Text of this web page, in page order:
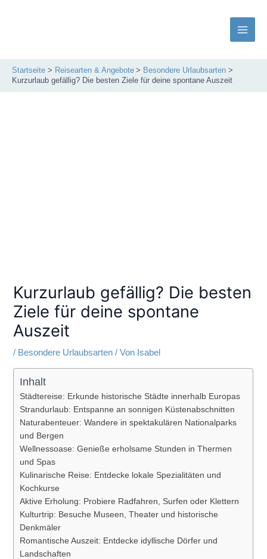
Main
Startseite Reisearten & Angebote
Besondere Urlaubsarten
Kurzurlaub gefällig? Die besten Ziele für deine spontane Auszeit
Kurzurlaub gefällig? Die besten
Ziele für deine spontane
Auszeit
/ Besondere Urlaubsarten / Von Isabel
Inhalt
Städtereise: Erkunde historische Städte innerhalb Europas
Strandurlaub: Entspanne an sonnigen Küstenabschnitten
Naturabenteuer: Wandere in spektakulären Nationalparks
und Bergen
Wellnessoase: Genieße erholsame Stunden in Thermen
und Spas
Kulinarische Reise: Entdecke lokale Spezialitäten und
Kochkurse
Aktive Erholung: Probiere Radfahren, Surfen oder Klettern
Kulturtrip: Besuche Museen, Theater und historische
Denkmäler
Romantische Auszeit: Entdecke idyllische Dörfer und
Landschaften